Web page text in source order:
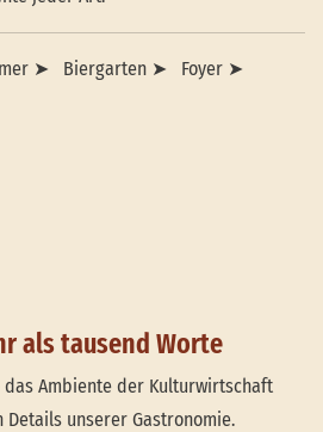
➤ Biergarten ➤ Foyer ➤
als tausend Worte
Ambiente der Kulturwirtschaft
unserer Gastronomie.